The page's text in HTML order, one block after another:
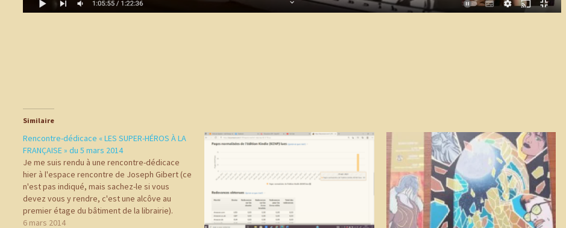
Similaire
Rencontre-dédicace « LES SUPER-HÉROS À LA
FRANÇAISE » du 5 mars 2014
Je me suis rendu à une rencontre-dédicace
hier à l'espace rencontre de Joseph Gibert (ce
n'est pas indiqué, mais sachez-le si vous
devez vous y rendre, c'est une alcôve au
premier étage du bâtiment de la librairie).
Etaient présent Romain d'Huissier,
6 mars 2014